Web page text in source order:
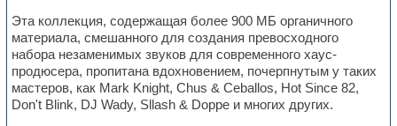
Эта коллекция, содержащая более 900 МБ органичного
материала, смешанного для создания превосходного
набора незаменимых звуков для современного хаус-
продюсера, пропитана вдохновением, почерпнутым у таких
мастеров, как Mark Knight, Chus & Ceballos, Hot Since 82,
Don't Blink, DJ Wady, Sllash & Doppe и многих других.